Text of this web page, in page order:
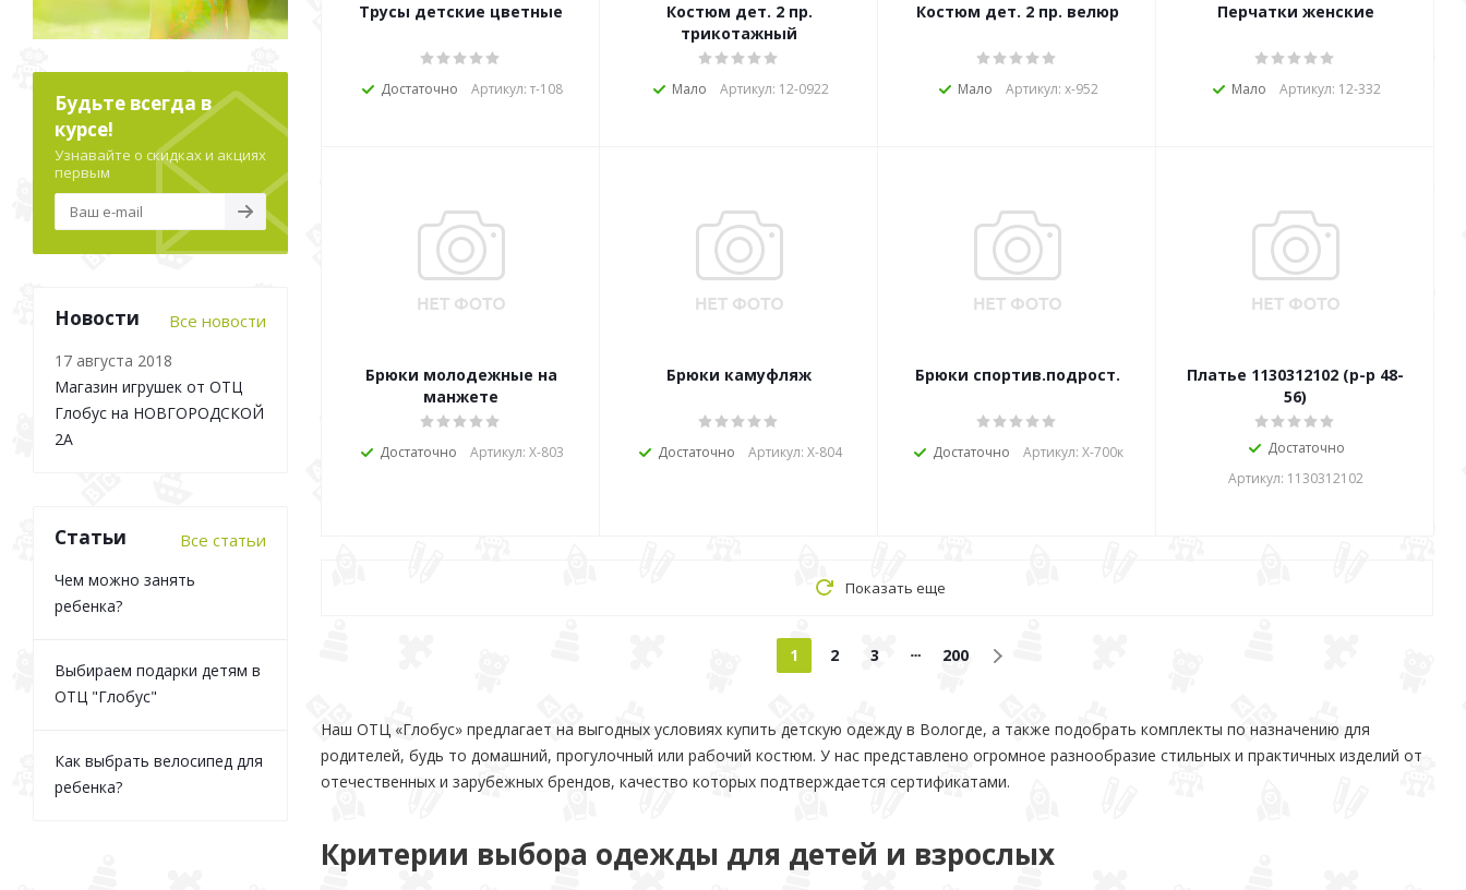
Трусы детские цветные
Достаточно Артикул: т-108
Костюм дет. 2 пр.
трикотажный
Мало Артикул: 12-0922
Костюм дет. 2 пр. велюр
Мало Артикул: х-952
Перчатки женские
Мало Артикул: 12-332
Брюки молодежные на
манжете
Достаточно Артикул: Х-803
Брюки камуфляж
Достаточно Артикул: Х-804
Брюки спортив.подрост.
Достаточно Артикул: Х-700к
Платье 1130312102 (р-р 48-
56)
Достаточно
Артикул: 1130312102
Показать еще
1 2 3 200
Наш ОТЦ «Глобус» предлагает на выгодных условиях купить детскую одежду в Вологде, а также подобрать комплекты по назначению для
родителей, будь то домашний, прогулочный или рабочий костюм. У нас представлено огромное разнообразие стильных и практичных изделий от
отечественных и зарубежных брендов, качество которых подтверждается сертификатами.
Критерии выбора одежды для детей и взрослых
Будьте всегда в
курсе!
Узнавайте о скидках и акциях
первым
Новости Все новости
17 августа 2018
Магазин игрушек от ОТЦ
Глобус на НОВГОРОДСКОЙ
2А
Статьи Все статьи
Чем можно занять
ребенка?
Выбираем подарки детям в
ОТЦ "Глобус"
Как выбрать велосипед для
ребенка?